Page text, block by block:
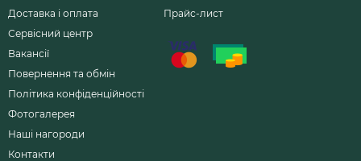
Доставка і оплата
Сервісний центр
Вакансії
Повернення та обмін
Політика конфіденційності
Фотогалерея
Наші нагороди
Контакти
Прайс-лист